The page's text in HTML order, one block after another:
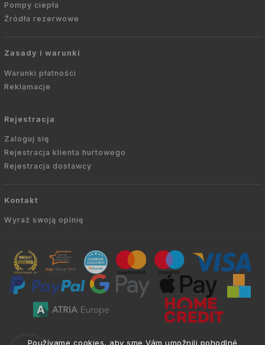
Používame cookies, aby sme Vám umožnili pohodlné
Pompy ciepła
Źródła rezerwowe
Zasady i warunki
Warunki płatności
Reklamacje
Rejestracja
Zaloguj się
Rejestracja klienta hurtowego
Rejestracja dostawcy
Kontakt
Wyraź swoją opinię